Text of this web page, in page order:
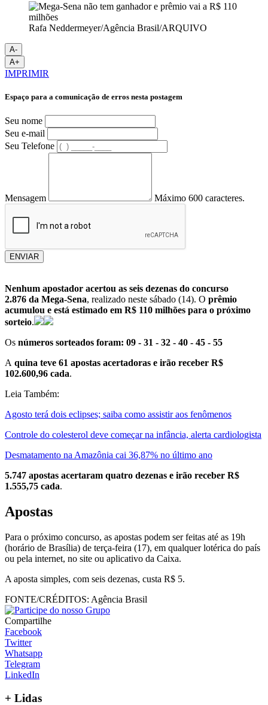
Rafa Neddermeyer/Agência Brasil/ARQUIVO
A-
A+
IMPRIMIR
Espaço para a comunicação de erros nesta postagem
Seu nome
Seu e-mail
Seu Telefone
Mensagem Máximo 600 caracteres.
ENVIAR
Nenhum apostador acertou as seis dezenas do concurso
2.876 da Mega-Sena, realizado neste sábado (14). O prêmio
acumulou e está estimado em R$ 110 milhões para o próximo
sorteio.
Os números sorteados foram: 09 - 31 - 32 - 40 - 45 - 55
A quina teve 61 apostas acertadoras e irão receber R$
102.600,96 cada.
Leia Também:
Agosto terá dois eclipses; saiba como assistir aos fenômenos
Controle do colesterol deve começar na infância, alerta cardiologista
Desmatamento na Amazônia cai 36,87% no último ano
5.747 apostas acertaram quatro dezenas e irão receber R$
1.555,75 cada.
Apostas
Para o próximo concurso, as apostas podem ser feitas até as 19h
(horário de Brasília) de terça-feira (17), em qualquer lotérica do país
ou pela internet, no site ou aplicativo da Caixa.
A aposta simples, com seis dezenas, custa R$ 5.
FONTE/CRÉDITOS: Agência Brasil
Compartilhe
Facebook
Twitter
Whatsapp
Telegram
LinkedIn
+ Lidas